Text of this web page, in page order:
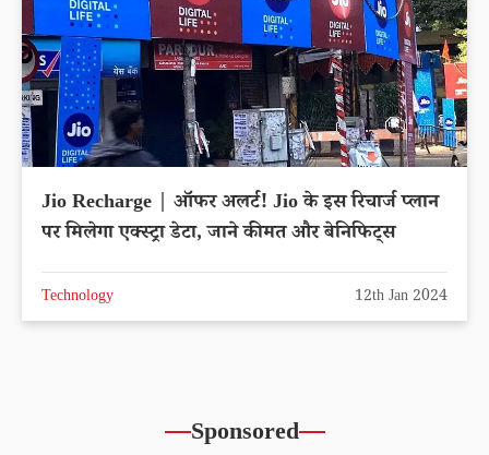
Jio Recharge | ऑफर अलर्ट! Jio के इस रिचार्ज प्लान
पर मिलेगा एक्स्ट्रा डेटा, जाने कीमत और बेनिफिट्स
Technology 12th Jan 2024
Sponsored